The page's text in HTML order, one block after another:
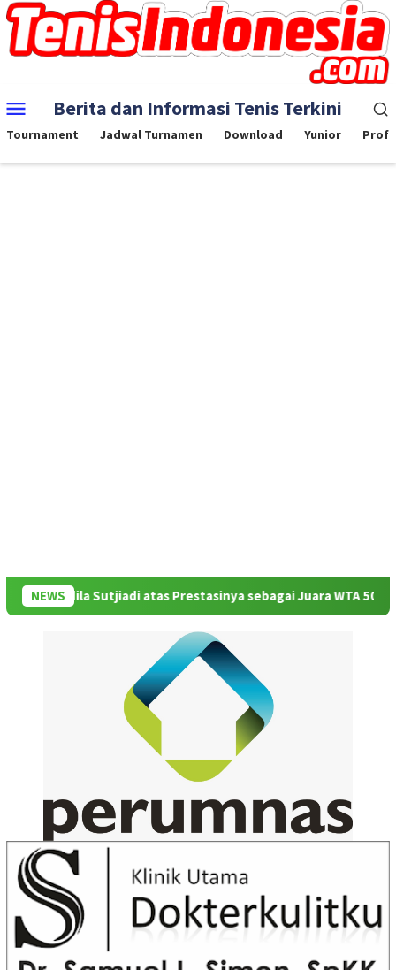
Skip
to
content
Mobile
Menu
Berita dan Informasi Tenis Terkini
Tournament Jadwal Turnamen Download Yunior
NEWS
Sutjiadi atas Prestasinya sebagai Juara WTA 500 Mubadala Citi